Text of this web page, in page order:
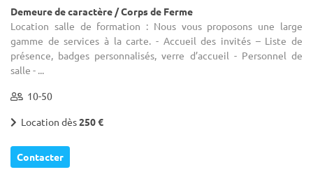
Demeure de caractère / Corps de Ferme
Location salle de formation : Nous vous proposons une large
gamme de services à la carte. - Accueil des invités – Liste de
présence, badges personnalisés, verre d’accueil - Personnel de
salle - ...
10-50
Location dès250 €
Contacter